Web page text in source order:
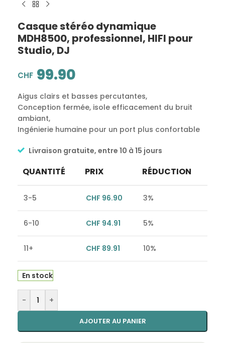
Casque stéréo dynamique
MDH8500, professionnel, HIFI pour
Studio, DJ
CHF 99.90
Aigus clairs et basses percutantes,
Conception fermée, isole efficacement du bruit
ambiant,
Ingénierie humaine pour un port plus confortable
Livraison gratuite, entre 10 à 15 jours
QUANTITÉ PRIX RÉDUCTION
3-5 CHF 96.90 3%
6-10 CHF 94.91 5%
11+ CHF 89.91 10%
En stock
- +
AJOUTER AU PANIER
Alternative: